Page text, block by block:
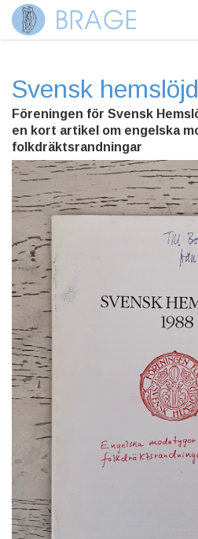
Svensk
Föreningen för Svensk
en kort artikel om engelska
folkdräktsrandningar